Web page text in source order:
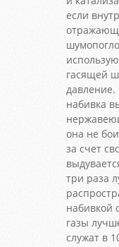
если
гасящей
давление.
набивка
она не
за счет
три раза
набивкой
газы
служат в